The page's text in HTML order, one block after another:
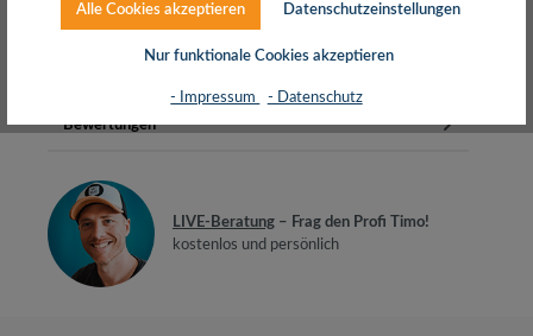
EthernetAuflösung: Ultra HD bis…
Bewertungen
LIVE-Beratung – Frag den Profi Timo!
kostenlos und persönlich
Alle Cookies akzeptieren Datenschutzeinstellungen
Nur funktionale Cookies akzeptieren
- Impressum - Datenschutz